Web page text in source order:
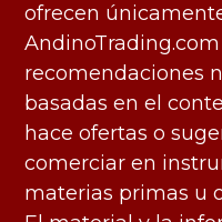
ofrecen
AndinoTrading.com
recomendaciones
basadas en el
hace ofertas o
comerciar en
materias primas u